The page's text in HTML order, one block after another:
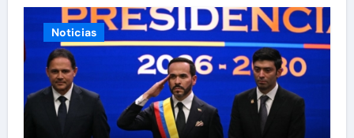
Noticias